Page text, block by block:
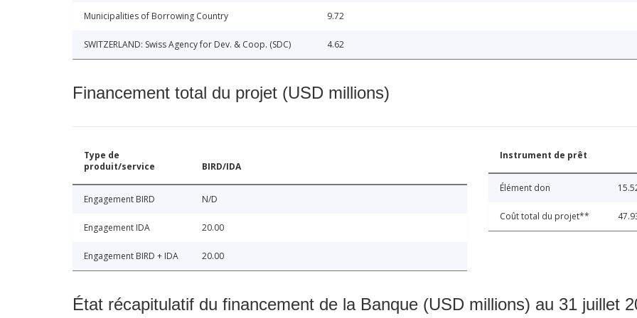
Municipalities of Borrowing Country 9.72
SWITZERLAND: Swiss Agency for Dev. & Coop. (SDC) 4.62
Financement total du projet (USD millions)
Type de
produit/service
BIRD/IDA
Engagement BIRD N/D
Engagement IDA 20.00
Engagement BIRD + IDA 20.00
Instrument de prêt
Élément don
Coût total du projet**
État récapitulatif du financement de la Banque (USD millions) au 31 juillet